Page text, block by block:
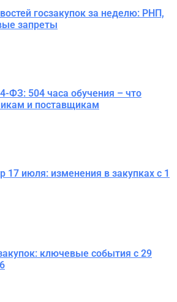
госзакупок за неделю: РНП,
запреты
ФЗ: 504 часа обучения – что
и поставщикам
17 июля: изменения в закупках с 1
ключевые события с 29